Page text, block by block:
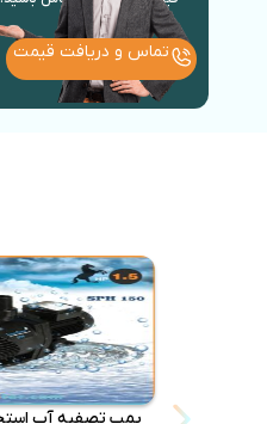
تماس و دریافت قیمت